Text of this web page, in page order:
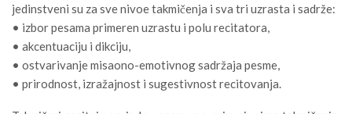
jedinstveni su za sve nivoe takmičenja i sva tri uzrasta i sadrže:
• izbor pesama primeren uzrastu i polu recitatora,
• akcentuaciju i dikciju,
• ostvarivanje misaono-emotivnog sadržaja pesme,
• prirodnost, izražajnost i sugestivnost recitovanja.